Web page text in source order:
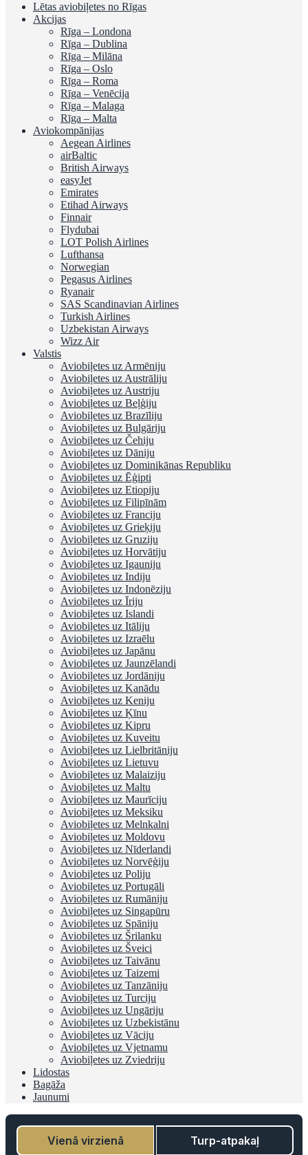
Lētas aviobiļetes no Rīgas
Akcijas
Rīga – Londona
Rīga – Dublina
Rīga – Milāna
Rīga – Oslo
Rīga – Roma
Rīga – Venēcija
Rīga – Malaga
Rīga – Malta
Aviokompānijas
Aegean Airlines
airBaltic
British Airways
easyJet
Emirates
Etihad Airways
Finnair
Flydubai
LOT Polish Airlines
Lufthansa
Norwegian
Pegasus Airlines
Ryanair
SAS Scandinavian Airlines
Turkish Airlines
Uzbekistan Airways
Wizz Air
Valstis
Aviobiļetes uz Armēniju
Aviobiļetes uz Austrāliju
Aviobiļetes uz Austriju
Aviobiļetes uz Beļģiju
Aviobiļetes uz Brazīliju
Aviobiļetes uz Bulgāriju
Aviobiļetes uz Čehiju
Aviobiļetes uz Dāniju
Aviobiļetes uz Dominikānas Republiku
Aviobiļetes uz Ēģipti
Aviobiļetes uz Etiopiju
Aviobiļetes uz Filipīnām
Aviobiļetes uz Franciju
Aviobiļetes uz Grieķiju
Aviobiļetes uz Gruziju
Aviobiļetes uz Horvātiju
Aviobiļetes uz Igauniju
Aviobiļetes uz Indiju
Aviobiļetes uz Indonēziju
Aviobiļetes uz Īriju
Aviobiļetes uz Islandi
Aviobiļetes uz Itāliju
Aviobiļetes uz Izraēlu
Aviobiļetes uz Japānu
Aviobiļetes uz Jaunzēlandi
Aviobiļetes uz Jordāniju
Aviobiļetes uz Kanādu
Aviobiļetes uz Keniju
Aviobiļetes uz Ķīnu
Aviobiļetes uz Kipru
Aviobiļetes uz Kuveitu
Aviobiļetes uz Lielbritāniju
Aviobiļetes uz Lietuvu
Aviobiļetes uz Malaiziju
Aviobiļetes uz Maltu
Aviobiļetes uz Maurīciju
Aviobiļetes uz Meksiku
Aviobiļetes uz Melnkalni
Aviobiļetes uz Moldovu
Aviobiļetes uz Nīderlandi
Aviobiļetes uz Norvēģiju
Aviobiļetes uz Poliju
Aviobiļetes uz Portugāli
Aviobiļetes uz Rumāniju
Aviobiļetes uz Singapūru
Aviobiļetes uz Spāniju
Aviobiļetes uz Šrilanku
Aviobiļetes uz Šveici
Aviobiļetes uz Taivānu
Aviobiļetes uz Taizemi
Aviobiļetes uz Tanzāniju
Aviobiļetes uz Turciju
Aviobiļetes uz Ungāriju
Aviobiļetes uz Uzbekistānu
Aviobiļetes uz Vāciju
Aviobiļetes uz Vjetnamu
Aviobiļetes uz Zviedriju
Lidostas
Bagāža
Jaunumi
Vienā virzienā Turp-atpakaļ